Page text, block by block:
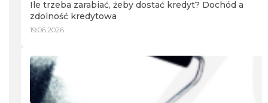
Ile trzeba zarabiać, żeby dostać kredyt? Dochód a
zdolność kredytowa
19.06.2026